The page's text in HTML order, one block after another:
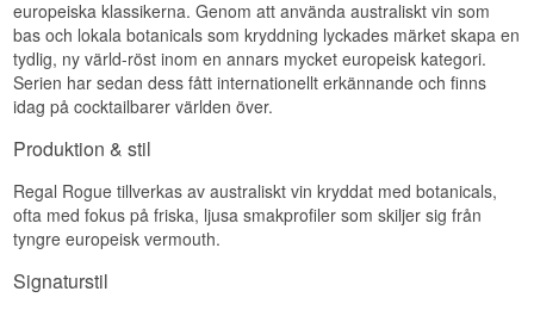
Salt, Örtig, Torr, Umami, Kryddig
Visste du att?
Visste du att Regal Rogue Daring Dry har utsetts
Eftersmak
Eftersmaken är frisk och blommig med en lätt
citrusbitterhet som lämnar gommen ren och
uppfriskande.
Region/Land: Orange, New South Wales,
Australien
Typ: Australisk Ekologisk Vermouth
europeiska klassikerna. Genom att använda australiskt vin som
bas och lokala botanicals som kryddning lyckades märket skapa en
tydlig, ny värld-röst inom en annars mycket europeisk kategori.
Serien har sedan dess fått internationellt erkännande och finns
idag på cocktailbarer världen över.
Produktion & stil
Regal Rogue tillverkas av australiskt vin kryddat med botanicals,
ofta med fokus på friska, ljusa smakprofiler som skiljer sig från
tyngre europeisk vermouth.
Signaturstil